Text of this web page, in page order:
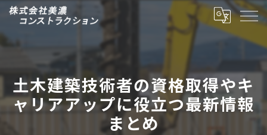
土木建築技術者の資格取得やキ
ャリアアップに役立つ最新情報
まとめ